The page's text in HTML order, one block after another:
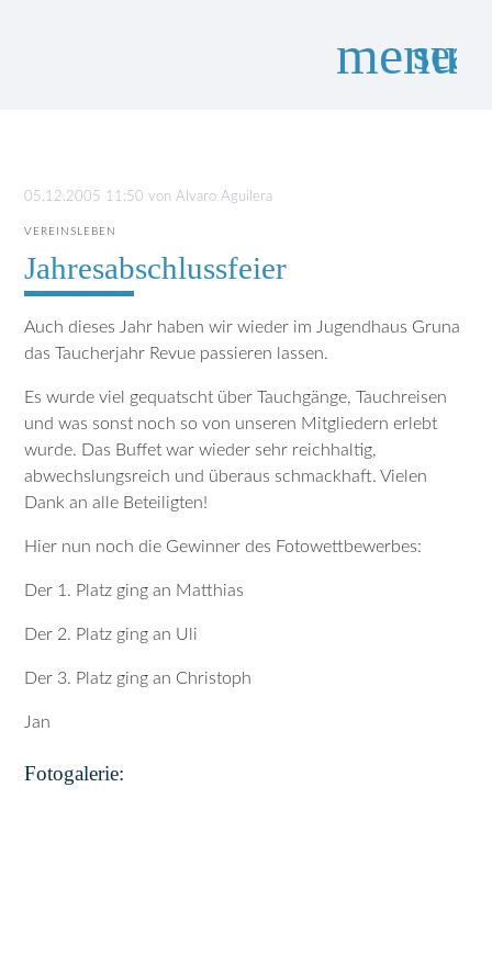
menu
05.12.2005 11:50 vonAlvaro Aguilera
VEREINSLEBEN
Jahresabschlussfeier
Auch dieses Jahr haben wir wieder im Jugendhaus Gruna
das Taucherjahr Revue passieren lassen.
Es wurde viel gequatscht über Tauchgänge, Tauchreisen
und was sonst noch so von unseren Mitgliedern erlebt
wurde. Das Buffet war wieder sehr reichhaltig,
abwechslungsreich und überaus schmackhaft. Vielen
Dank an alle Beteiligten!
Hier nun noch die Gewinner des Fotowettbewerbes:
Der 1. Platz ging an Matthias
Der 2. Platz ging an Uli
Der 3. Platz ging an Christoph
Jan
Fotogalerie: